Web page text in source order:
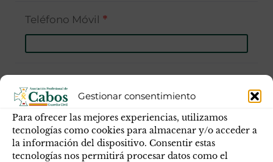
Gestionar consentimiento
Para ofrecer las mejores experiencias, utilizamos
tecnologías como cookies para almacenar y/o acceder a
la información del dispositivo. Consentir estas
tecnologías nos permitirá procesar datos como el
Teléfono Móvil *
Especialidad *